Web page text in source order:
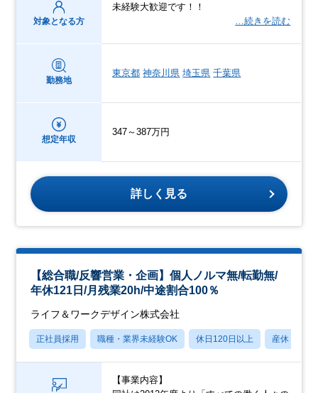
対象となる方
未経験大歓迎です！！
…続きを読む
勤務地
東京都 神奈川県 埼玉県 千葉県
想定年収
347～387万円
詳しく見る
【総合職/反響営業・企画】個人ノルマ無/転勤無/
年休121日/月残業20h/中途割合100％
ライフ＆ワークデザイン株式会社
正社員採用 職種・業界未経験OK 休日120日以上 産休・育休
【事業内容】